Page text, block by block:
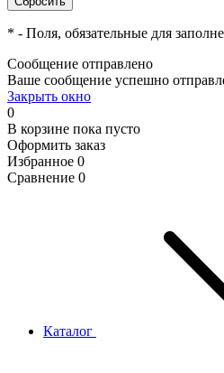
* - Поля, обязательные для
Сообщение отправлено
Ваше сообщение успешно
Закрыть окно
0
В корзине пока пусто
Оформить заказ
Избранное 0
Сравнение 0
Каталог